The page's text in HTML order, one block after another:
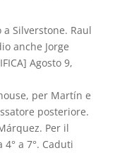
a Silverstone. Raul
anche Jorge
Agosto 9,
per Martín e
posteriore.
Per il
a 7°. Caduti